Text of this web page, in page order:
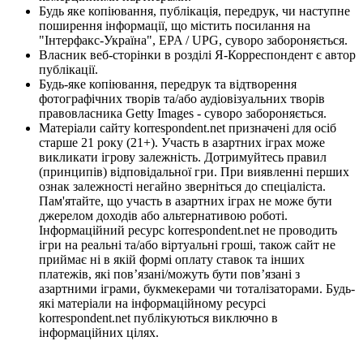
Будь яке копіювання, публікація, передрук, чи наступне
поширення інформації, що містить посилання на
"Інтерфакс-Україна", EPA / UPG, суворо забороняється.
Власник веб-сторінки в розділі Я-Корреспондент є автор
публікації.
Будь-яке копіювання, передрук та відтворення
фотографічних творів та/або аудіовізуальних творів
правовласника Getty Images - суворо забороняється.
Матеріали сайту korrespondent.net призначені для осіб
старше 21 року (21+). Участь в азартних іграх може
викликати ігрову залежність. Дотримуйтесь правил
(принципів) відповідальної гри. При виявленні перших
ознак залежності негайно зверніться до спеціаліста.
Пам'ятайте, що участь в азартних іграх не може бути
джерелом доходів або альтернативою роботі.
Інформаційний ресурс korrespondent.net не проводить
ігри на реальні та/або віртуальні гроші, також сайт не
приймає ні в якій формі оплату ставок та інших
платежів, які пов’язані/можуть бути пов’язані з
азартними іграми, букмекерами чи тоталізаторами. Будь-
які матеріали на інформаційному ресурсі
korrespondent.net публікуються виключно в
інформаційних цілях.